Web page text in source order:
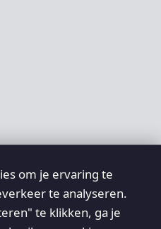
om je ervaring te
te analyseren.
te klikken, ga je